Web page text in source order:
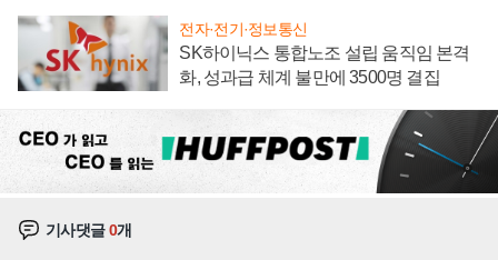
전자·전기·정보통신
SK하이닉스 통합노조 설립 움직임 본격
화, 성과급 체계 불만에 3500명 결집
기사댓글0개